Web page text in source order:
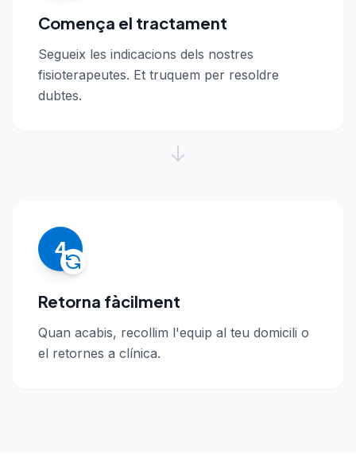
Comença el tractament
Segueix les indicacions dels nostres
fisioterapeutes. Et truquem per resoldre
dubtes.
4
Retorna fàcilment
Quan acabis, recollim l'equip al teu domicili o
el retornes a clínica.